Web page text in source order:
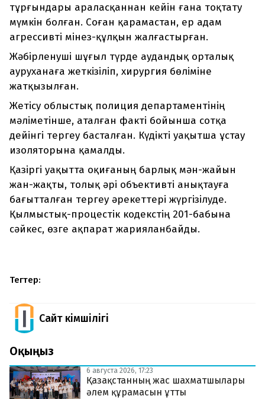
тұрғындары араласқаннан кейін ғана тоқтату
мүмкін болған. Соған қарамастан, ер адам
агрессивті мінез-құлқын жалғастырған.
Жәбірленуші шұғыл түрде аудандық орталық
ауруханаға жеткізіліп, хирургия бөліміне
жатқызылған.
Жетісу облыстық полиция департаментінің
мәліметінше, аталған факті бойынша сотқа
дейінгі тергеу басталған. Күдікті уақытша ұстау
изоляторына қамалды.
Қазіргі уақытта оқиғаның барлық мән-жайын
жан-жақты, толық әрі объективті анықтауға
бағытталған тергеу әрекеттері жүргізілуде.
Қылмыстық-процестік кодекстің 201-бабына
сәйкес, өзге ақпарат жарияланбайды.
Тегтер:
Сайт Әкімшілігі
Оқыңыз
6 августа 2026, 17:23
Қазақстанның жас шахматшылары
әлем құрамасын ұтты